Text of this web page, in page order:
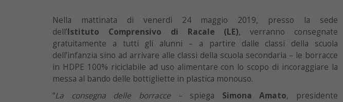
Nella mattinata di venerdì 24 maggio 2019, presso la sede
dell’Istituto Comprensivo di Racale (LE), verranno consegnate
gratuitamente a tutti gli alunni – a partire dalle classi della scuola
dell’infanzia sino ad arrivare alle classi della scuola secondaria – le borracce
in HDPE 100% riciclabile ad uso alimentare con lo scopo di incoraggiare la
messa al bando delle bottigliette in plastica monouso.
“La consegna delle borracce– spiega Simona Amato, presidente